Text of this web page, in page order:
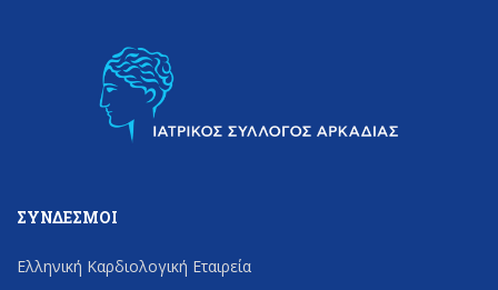
ΣΎΝΔΕΣΜΟΙ
Ελληνική Καρδιολογική Εταιρεία